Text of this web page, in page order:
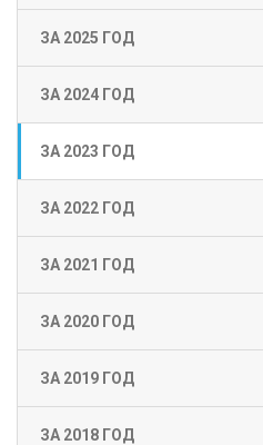
ЗА 2025 ГОД
ЗА 2024 ГОД
ЗА 2023 ГОД
ЗА 2022 ГОД
ЗА 2021 ГОД
ЗА 2020 ГОД
ЗА 2019 ГОД
ЗА 2018 ГОД